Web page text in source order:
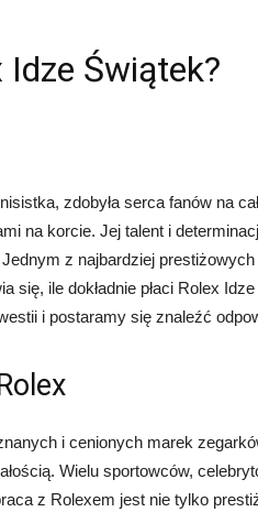
Idze Świątek?
zdobyła serca fanów na
na korcie. Jej talent i
z najbardziej
się, ile dokładnie płaci Rolex
i postaramy się znaleźć
i cenionych marek
Wielu sportowców,
z Rolexem jest nie tylko